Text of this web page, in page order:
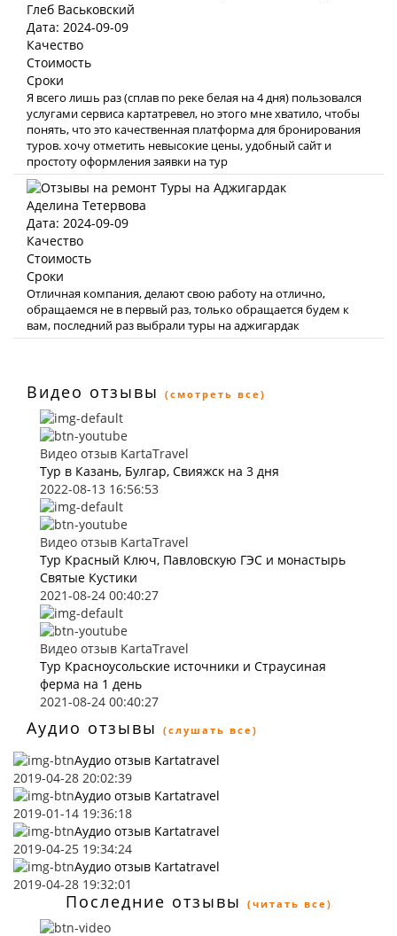
Глеб Васьковский
Дата: 2024-09-09
Качество
Стоимость
Сроки
Я всего лишь раз (сплав по реке белая на 4 дня) пользовался
услугами сервиса картатревел, но этого мне хватило, чтобы
понять, что это качественная платформа для бронирования
туров. хочу отметить невысокие цены, удобный сайт и
простоту оформления заявки на тур
Аделина Тетервова
Дата: 2024-09-09
Качество
Стоимость
Сроки
Отличная компания, делают свою работу на отлично,
обращаемся не в первый раз, только обращается будем к
вам, последний раз выбрали туры на аджигардак
Видео отзывы (смотреть все)
Видео отзыв KartaTravel
Тур в Казань, Булгар, Свияжск на 3 дня
2022-08-13 16:56:53
Видео отзыв KartaTravel
Тур Красный Ключ, Павловскую ГЭС и монастырь
Святые Кустики
2021-08-24 00:40:27
Видео отзыв KartaTravel
Тур Красноусольские источники и Страусиная
ферма на 1 день
2021-08-24 00:40:27
Аудио отзывы (слушать все)
Аудио отзыв Kartatravel
2019-04-28 20:02:39
Аудио отзыв Kartatravel
2019-01-14 19:36:18
Аудио отзыв Kartatravel
2019-04-25 19:34:24
Аудио отзыв Kartatravel
2019-04-28 19:32:01
Последние отзывы (читать все)